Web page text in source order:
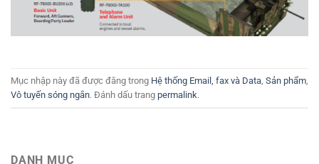
Mục nhập này đã được đăng trong Hệ thống Email, fax và Data Sản phẩm
Vô tuyến sóng ngắn. Đánh dấu trang permalink.
DANH MỤC